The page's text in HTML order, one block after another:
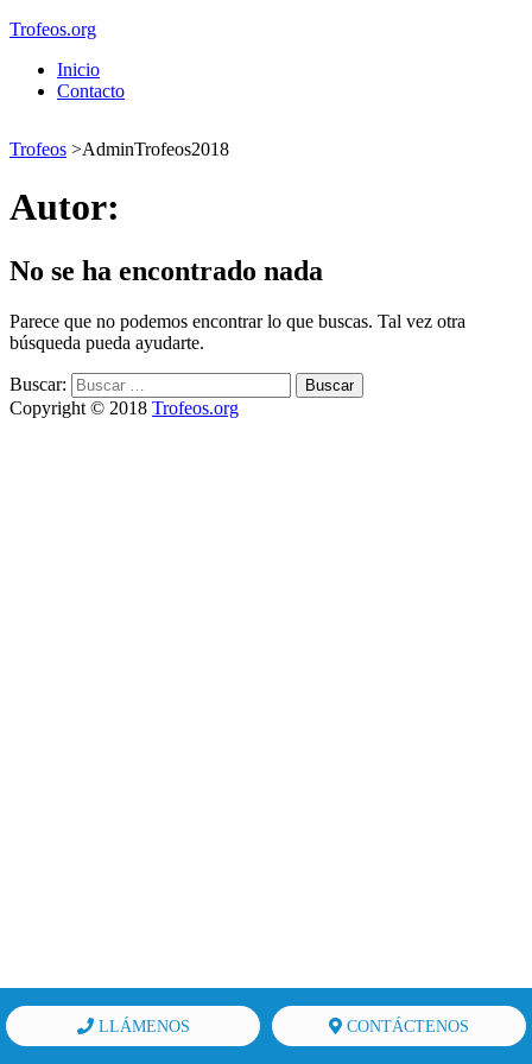
LLÁMENOS CONTÁCTENOS
Trofeos.org
Inicio
Contacto
Trofeos >AdminTrofeos2018
Autor:
No se ha encontrado nada
Parece que no podemos encontrar lo que buscas. Tal vez otra
búsqueda pueda ayudarte.
Buscar:
Copyright © 2018 Trofeos.org